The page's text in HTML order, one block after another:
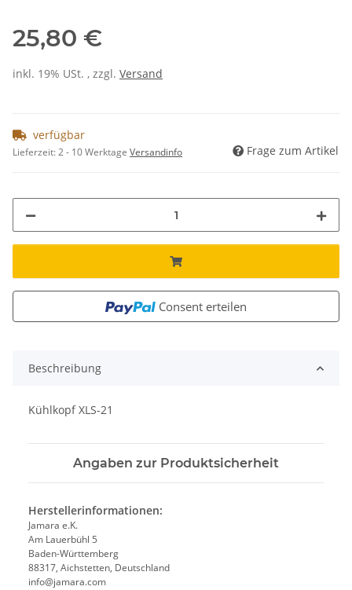
25,80 €
inkl. 19% USt. , zzgl. Versand
verfügbar
Lieferzeit:2 - 10 Werktage Versandinfo Frage zum Artikel
Consent erteilen
Beschreibung
Kühlkopf XLS-21
Angaben zur Produktsicherheit
Herstellerinformationen:
Jamara e.K.
Am Lauerbühl 5
Baden-Württemberg
88317, Aichstetten, Deutschland
info@jamara.com